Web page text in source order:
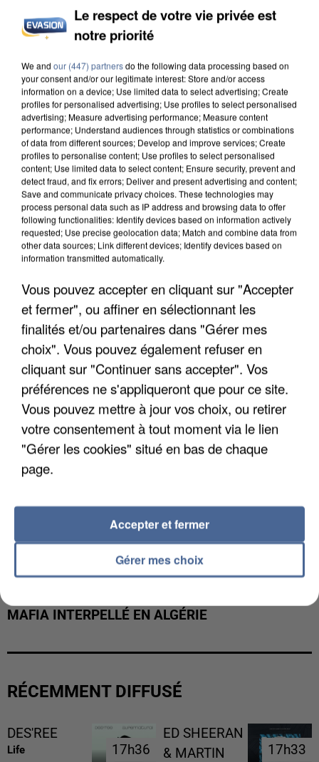
DE SOLIDARITÉ AVEC LES...
APRÈS TOUTES CES CANICULES, LES REFUGES
DE FAUNE SAUVAGE SONT...
MAFIA INTERPELLÉ EN ALGÉRIE
RÉCEMMENT DIFFUSÉ
DES'REE
Life 17h36
17h36
ED SHEERAN
& MARTIN
17h33
17h33
Le respect de votre vie privée est
notre priorité
We and our (447) partnersdo the following data processing based on
your consent and/or our legitimate interest: Store and/or access
information on a device; Use limited data to select advertising; Create
profiles for personalised advertising; Use profiles to select personalised
advertising; Measure advertising performance; Measure content
performance; Understand audiences through statistics or combinations
of data from different sources; Develop and improve services; Create
profiles to personalise content; Use profiles to select personalised
content; Use limited data to select content; Ensure security, prevent and
detect fraud, and fix errors; Deliver and present advertising and content;
Save and communicate privacy choices. These technologies may
process personal data such as IP address and browsing data to offer
following functionalities: Identify devices based on information actively
requested; Use precise geolocation data; Match and combine data from
other data sources; Link different devices; Identify devices based on
information transmitted automatically.
Vous pouvez accepter en cliquant sur "Accepter
et fermer", ou affiner en sélectionnant les
finalités et/ou partenaires dans "Gérer mes
choix". Vous pouvez également refuser en
cliquant sur "Continuer sans accepter". Vos
préférences ne s'appliqueront que pour ce site.
Vous pouvez mettre à jour vos choix, ou retirer
votre consentement à tout moment via le lien
"Gérer les cookies" situé en bas de chaque
page.
Gérer mes choix
Accepter et fermer